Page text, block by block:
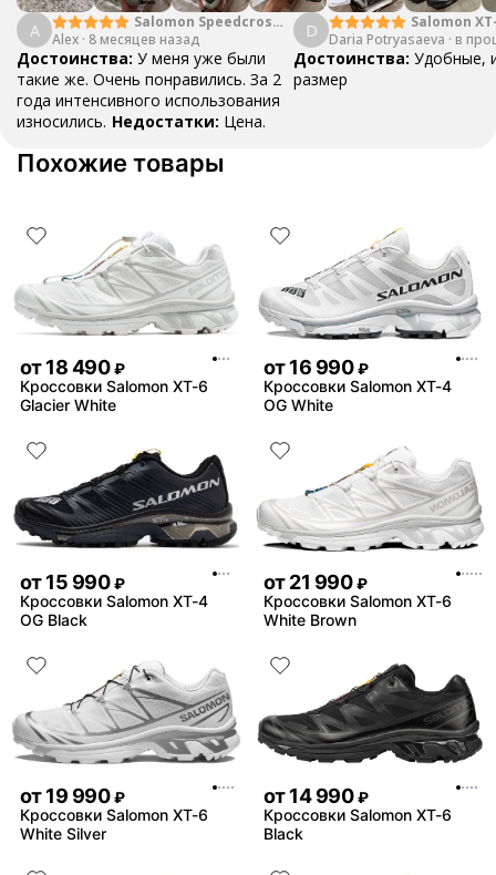
A
Salomon Speedcross
5 Black
Alex · 8 месяцев назад
Достоинства: У меня уже были
такие же. Очень понравились. За 2
года интенсивного использования
износились. Недостатки: Цена.
D
Salomon
Black
Daria Potryasaeva · в
Достоинства: Удобные,
размер
Похожие товары
от18 490 ₽
Кроссовки Salomon XT-6
Glacier White
от16 990 ₽
Кроссовки Salomon XT-4
OG White
от15 990 ₽
Кроссовки Salomon XT-4
OG Black
от21 990 ₽
Кроссовки Salomon XT-6
White Brown
от19 990 ₽
Кроссовки Salomon XT-6
White Silver
от14 990 ₽
Кроссовки Salomon XT-6
Black